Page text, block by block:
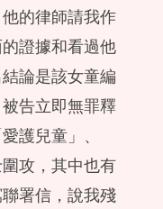
的律師請我作
證據和看過他
論是該女童編
告立即無罪釋
護兒童」、
圍攻，其中也有
聯署信，說我殘